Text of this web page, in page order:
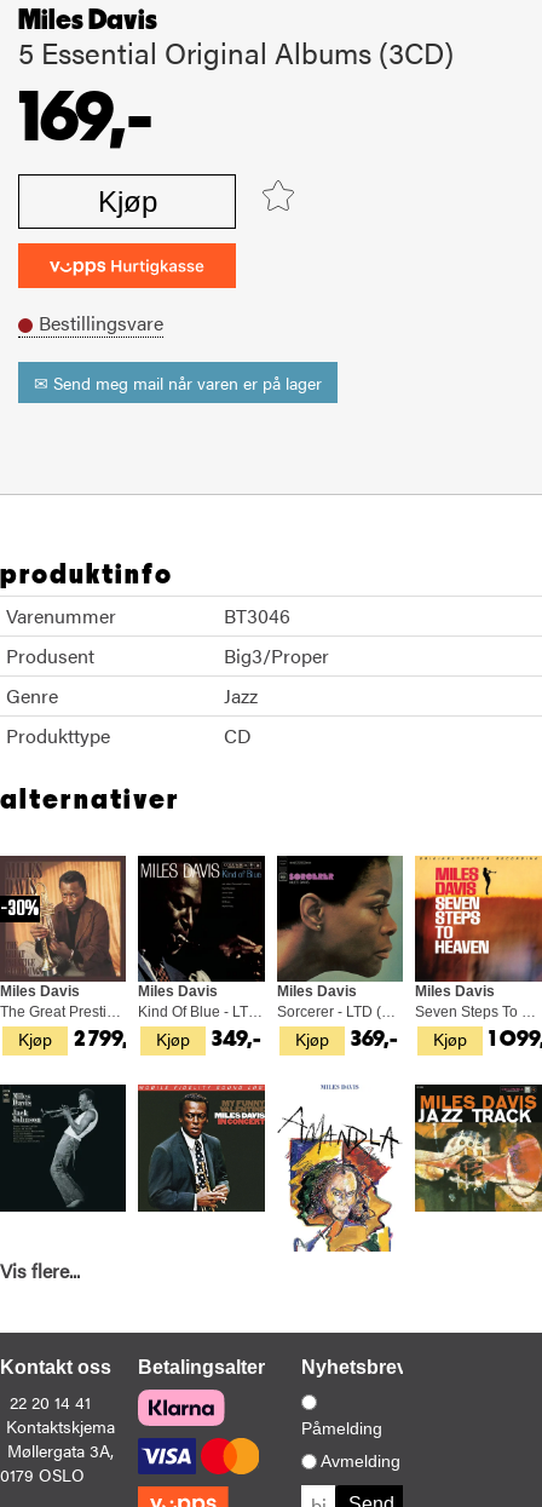
Miles Davis
5 Essential Original Albums (3CD)
169,-
Kjøp
Bestillingsvare
✉ Send meg mail når varen er på lager
produktinfo
Varenummer
BT3046
Produsent
Big3/Proper
Genre
Jazz
Produkttype
CD
alternativer
Kjøp
30%
Miles Davis
The Great Prestige Recordings (5LP)
2 799,- Kjøp
Miles Davis
Kind Of Blue - LTD Blå (LP)
349,- Kjøp
Miles Davis
Sorcerer - LTD (LP)
369,- Kjøp
Miles Davis
Seven Steps To Heaven - LTD (LP)
1
Vis flere...
Kontakt oss
22 20 14 41
Kontaktskjema
Møllergata 3A,
0179 OSLO
BetalingsalternativerNyhetsbrev
Påmelding
Avmelding